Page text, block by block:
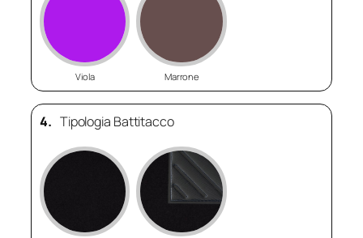
Viola Marrone
4. Tipologia Battitacco